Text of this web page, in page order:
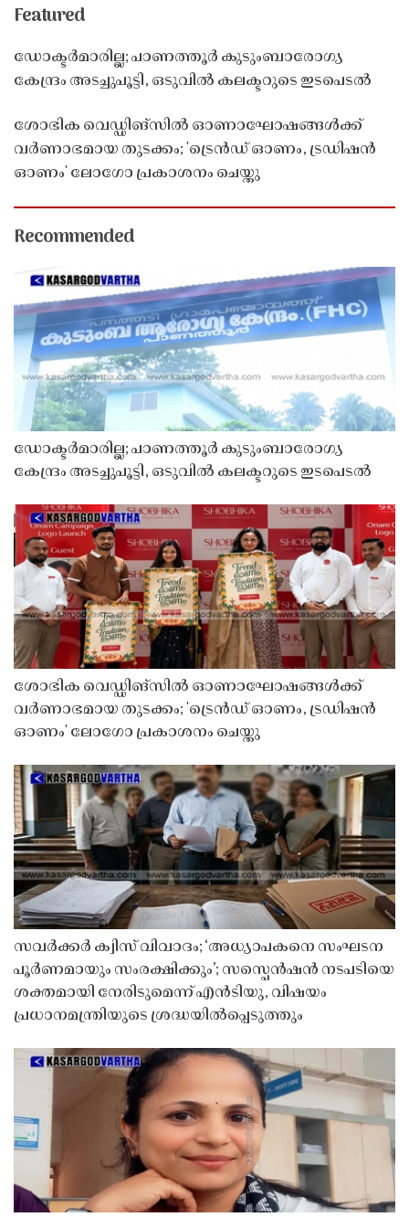
Featured
ഡോക്ടർമാരില്ല; പാണത്തൂർ കുടുംബാരോഗ്യ
കേന്ദ്രം അടച്ചുപൂട്ടി, ഒടുവിൽ കലക്ടറുടെ ഇടപെടൽ
ശോഭിക വെഡ്ഡിങ്സിൽ ഓണാഘോഷങ്ങൾക്ക്
വർണാഭമായ തുടക്കം; 'ട്രെൻഡ് ഓണം, ട്രഡിഷൻ
ഓണം' ലോഗോ പ്രകാശനം ചെയ്തു
Recommended
ഡോക്ടർമാരില്ല; പാണത്തൂർ കുടുംബാരോഗ്യ
കേന്ദ്രം അടച്ചുപൂട്ടി, ഒടുവിൽ കലക്ടറുടെ ഇടപെടൽ
ശോഭിക വെഡ്ഡിങ്സിൽ ഓണാഘോഷങ്ങൾക്ക്
വർണാഭമായ തുടക്കം; 'ട്രെൻഡ് ഓണം, ട്രഡിഷൻ
ഓണം' ലോഗോ പ്രകാശനം ചെയ്തു
സവർക്കർ ക്വിസ് വിവാദം; ‘അധ്യാപകനെ സംഘടന
പൂർണമായും സംരക്ഷിക്കും’; സസ്പെൻഷൻ നടപടിയെ
ശക്തമായി നേരിടുമെന്ന് എൻടിയു, വിഷയം
പ്രധാനമന്ത്രിയുടെ ശ്രദ്ധയിൽപ്പെടുത്തും